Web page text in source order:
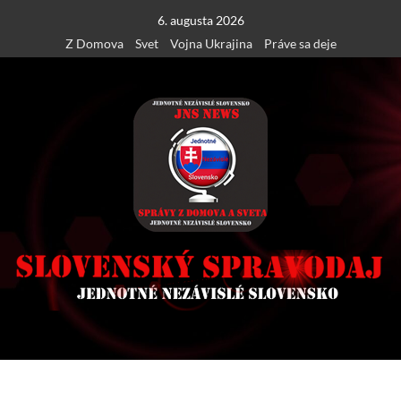
content
6. augusta 2026
Z Domova
Svet Vojna Ukrajina Práve sa deje